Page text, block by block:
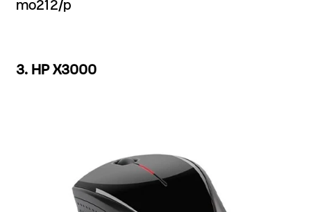
mo212/p
3. HP X3000